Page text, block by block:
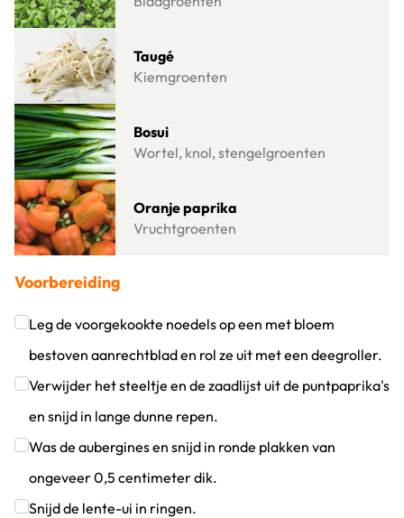
Taugé
Kiemgroenten
Lees meer over Taugé
Bosui
Wortel, knol, stengelgroenten
Lees meer over Bosui
Oranje paprika
Vruchtgroenten
Lees meer over Oranje paprika
Voorbereiding
Leg de voorgekookte noedels op een met bloem
bestoven aanrechtblad en rol ze uit met een deegroller.
Klik om dit selectievakje aan te vinken
Verwijder het steeltje en de zaadlijst uit de puntpaprika's
en snijd in lange dunne repen.
Klik om dit selectievakje aan te vinken
Was de aubergines en snijd in ronde plakken van
ongeveer 0,5 centimeter dik.
Klik om dit selectievakje aan te vinken
Snijd de lente-ui in ringen.